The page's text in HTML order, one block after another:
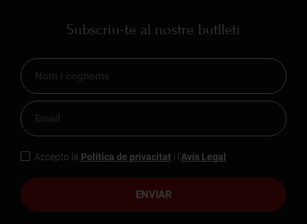
Subscriu-te al nostre butlletí
ENVIAR
Accepto la Política de privacitat i l'Avís Legal